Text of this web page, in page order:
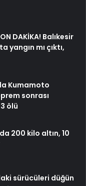
DAKİKA! Balıkesir
yangın mı çıktı,
Kumamoto
sonrası
ölü
200 kilo altın, 10
sürücüleri düğün